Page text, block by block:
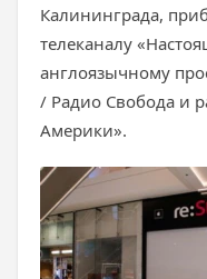
Калининграда,
телеканалу
англоязычному
/ Радио Свобода и
Америки».